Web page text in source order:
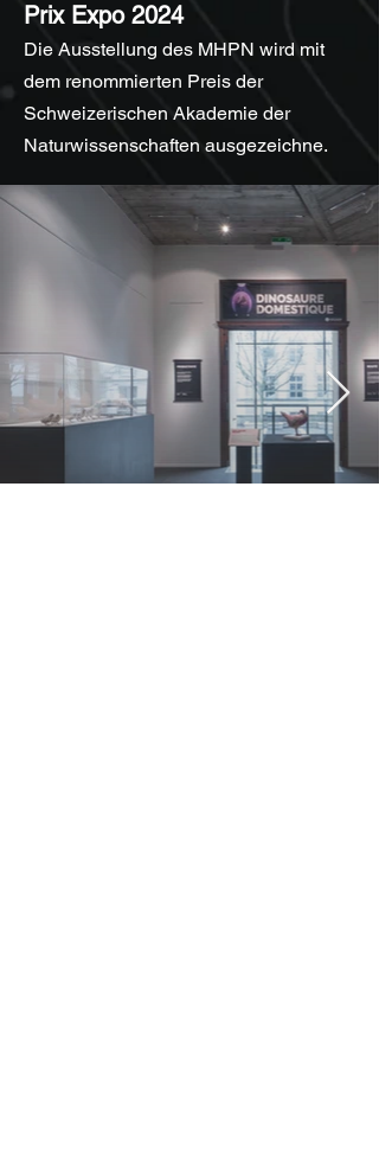
Prix Expo 2024
Die Ausstellung des MHPN wird mit
dem renommierten Preis der
Schweizerischen Akademie der
Naturwissenschaften ausgezeichne.